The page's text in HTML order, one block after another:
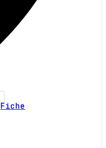
Fiche